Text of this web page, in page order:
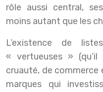
rôle aussi central,
moins autant que les
L’existence de
« vertueuses » (qu’il
cruauté, de
marques qui